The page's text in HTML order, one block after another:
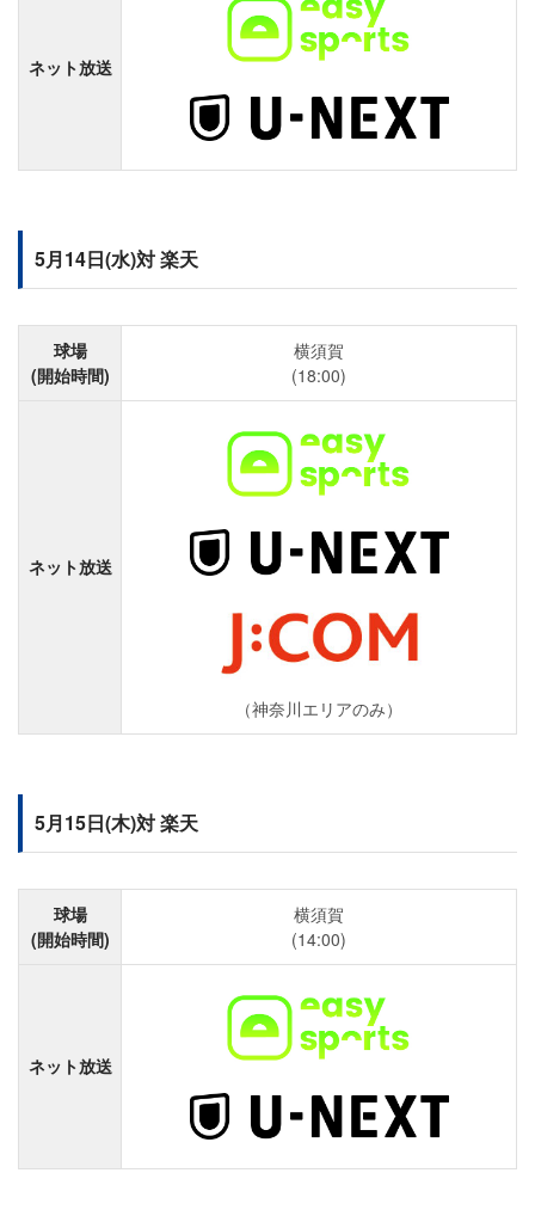
ネット放送
5月14日(水)対 楽天
球場
(開始時間)
横須賀
(18:00)
ネット放送
（神奈川エリアのみ）
5月15日(木)対 楽天
球場
(開始時間)
横須賀
(14:00)
ネット放送